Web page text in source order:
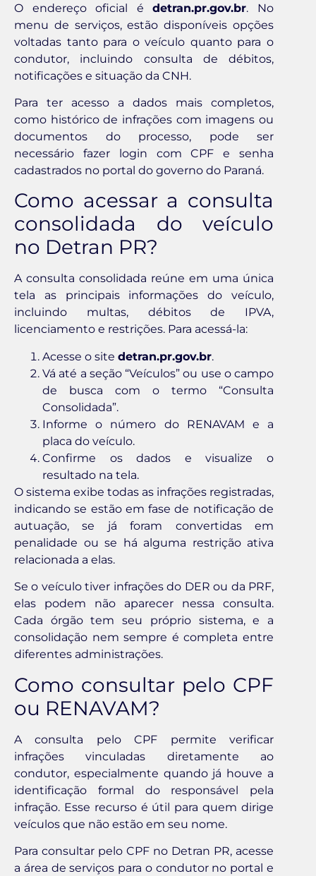
O endereço oficial édetran.pr.gov.br. No
menu de serviços, estão disponíveis opções
voltadas tanto para o veículo quanto para o
condutor, incluindo consulta de débitos,
notificações e situação da CNH.
Para ter acesso a dados mais completos,
como histórico de infrações com imagens ou
documentos do processo, pode ser
necessário fazer login com CPF e senha
cadastrados no portal do governo do Paraná.
Como acessar a consulta
consolidada do veículo
no Detran PR?
A consulta consolidada reúne em uma única
tela as principais informações do veículo,
incluindo multas, débitos de IPVA,
licenciamento e restrições. Para acessá-la:
Acesse o site detran.pr.gov.br.
Vá até a seção “Veículos” ou use o campo
de busca com o termo “Consulta
Consolidada”.
Informe o número do RENAVAM e a
placa do veículo.
Confirme os dados e visualize o
resultado na tela.
O sistema exibe todas as infrações registradas,
indicando se estão em fase de notificação de
autuação, se já foram convertidas em
penalidade ou se há alguma restrição ativa
relacionada a elas.
Se o veículo tiver infrações do DER ou da PRF,
elas podem não aparecer nessa consulta.
Cada órgão tem seu próprio sistema, e a
consolidação nem sempre é completa entre
diferentes administrações.
Como consultar pelo CPF
ou RENAVAM?
A consulta pelo CPF permite verificar
infrações vinculadas diretamente ao
condutor, especialmente quando já houve a
identificação formal do responsável pela
infração. Esse recurso é útil para quem dirige
veículos que não estão em seu nome.
Para consultar pelo CPF no Detran PR, acesse
a área de serviços para o condutor no portal e